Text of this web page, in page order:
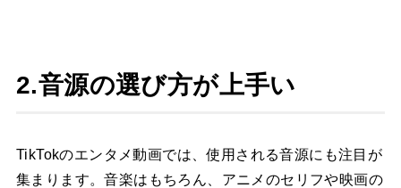
2.音源の選び方が上手い
TikTokのエンタメ動画では、使用される音源にも注目が
集まります。音楽はもちろん、アニメのセリフや映画の